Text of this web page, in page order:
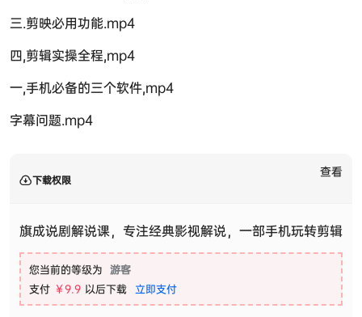
三.剪映必用功能.mp4
四,剪辑实操全程,mp4
一,手机必备的三个软件,mp4
字幕问题.mp4
下载权限
查看
旗成说剧解说课，专注经典影视解说，一部手机玩转剪辑
您当前的等级为 游客
支付 ￥9.9 以后下载 立即支付